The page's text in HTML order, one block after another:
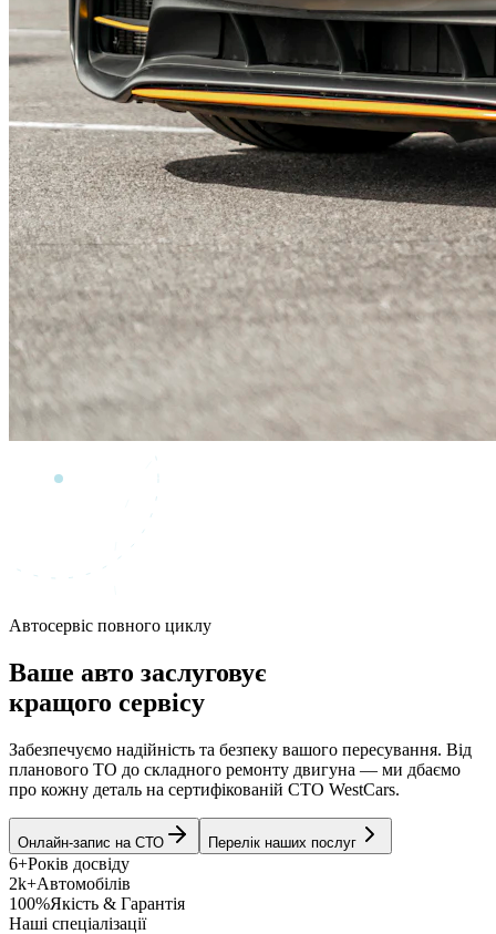
Автосервіс повного циклу
Ваше авто заслуговує
кращого сервісу
Забезпечуємо надійність та безпеку вашого пересування. Від
планового ТО до складного ремонту двигуна — ми дбаємо
про кожну деталь на сертифікованій СТО WestCars.
Онлайн-запис на СТО Перелік наших послуг
6+Років досвіду
2k+Автомобілів
100%Якість & Гарантія
Наші спеціалізації